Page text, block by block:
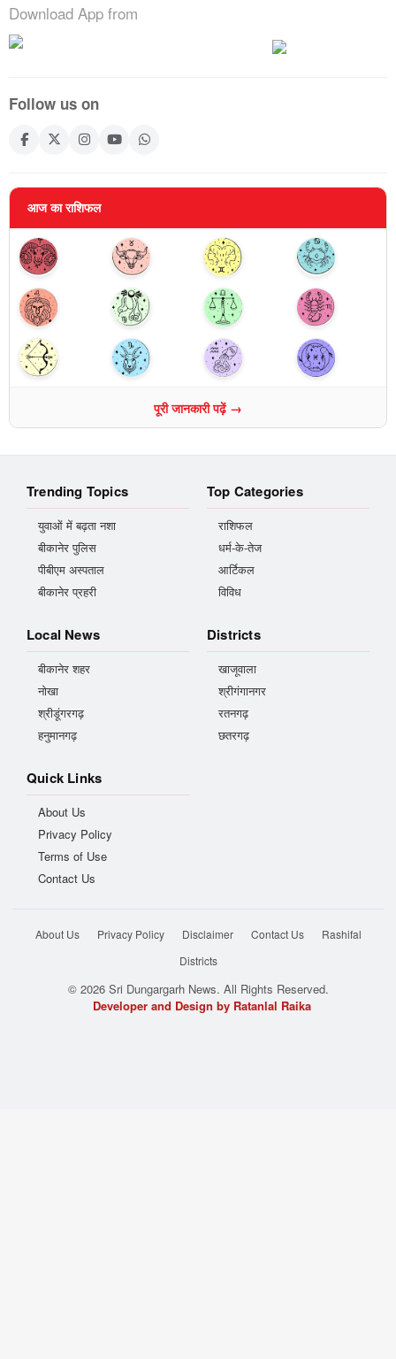
Download App from
Follow us on
आज का राशिफल
पूरी जानकारी पढ़ें →
Trending Topics
युवाओं में बढ़ता नशा
बीकानेर पुलिस
पीबीएम अस्पताल
बीकानेर प्रहरी
Top Categories
राशिफल
धर्म-के-तेज
आर्टिकल
विविध
Local News
बीकानेर शहर
नोखा
श्रीडूंगरगढ़
हनुमानगढ़
Districts
खाजूवाला
श्रीगंगानगर
रतनगढ़
छतरगढ़
Quick Links
About Us
Privacy Policy
Terms of Use
Contact Us
About Us Privacy Policy Disclaimer Contact Us
Rashifal
Districts
© 2026 Sri Dungargarh News. All Rights Reserved.
Developer and Design by Ratanlal Raika